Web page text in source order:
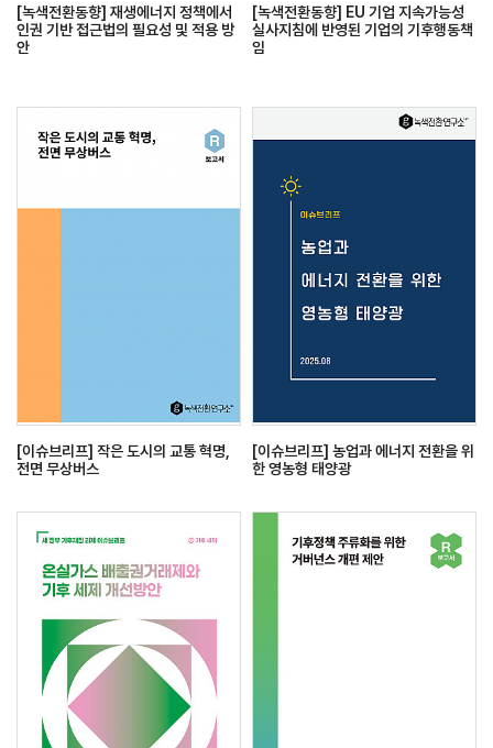
[녹색전환동향] 재생에너지 정책에서
인권 기반 접근법의 필요성 및 적용 방
안
[녹색전환동향] EU 기업 지속가능성
실사지침에 반영된 기업의 기후행동책
임
[이슈브리프] 작은 도시의 교통 혁명,
전면 무상버스
[이슈브리프] 농업과 에너지 전환을 위
한 영농형 태양광